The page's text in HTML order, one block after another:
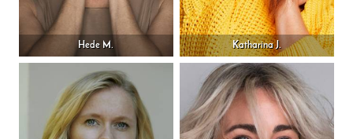
Hede M. Katharina J.